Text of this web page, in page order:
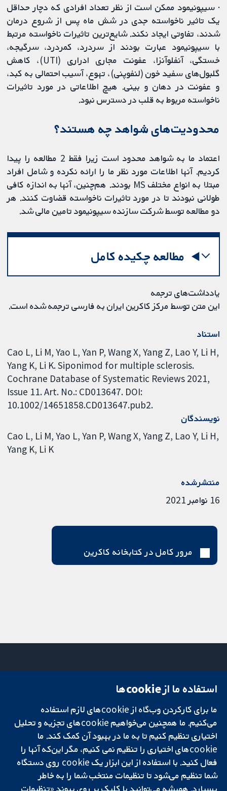
· سیپونیمود ممکن است از نظر تعداد افرادی که دچار حداقل
یک تاثیر ناخواسته جدی در شش ماه پس از شروع درمان
شدند، تفاوتی ایجاد نکند. شایع‌ترین تاثیرات ناخواسته مرتبط
با سیپونیمود عبارت بودند از سردرد، کمردرد، سرگیجه،
خستگی، آنفلوآنزا، عفونت مجاری ادراری (UTI)، کاهش
گلبول‌های سفید خون (لنفوپنی)، تهوع، آسیب احتمالی به کبد،
و عفونت در دهان و بینی. هیچ اطلاعاتی در مورد تاثیرات
ناخواسته مربوط به قلب در دسترس نبود.
محدودیت‌های شواهد چه هستند؟
اعتماد ما به شواهد محدود است زیرا فقط 2 مطالعه را پیدا
کردیم. آنها اطلاعات مورد نظر ما را ارائه نکرده و شامل افراد
مبتلا به انواع مختلف MS بودند. هم‌چنین، آنها به اندازه کافی
طولانی نبودند تا در مورد تاثیرات ناخواسته قضاوت کنند. هر
دو مطالعه توسط شرکت سازنده سیپونیمود تامین مالی شد.
مطالعه چکیده کامل
یادداشت‌های ترجمه
این متن توسط مرکز کاکرین ایران به فارسی ترجمه شده است.
استناد
Cao L, Li M, Yao L, Yan P, Wang X, Yang Z, Lao Y, Li H,
Yang K, Li K. Siponimod for multiple sclerosis.
Cochrane Database of Systematic Reviews 2021,
Issue 11. Art. No.: CD013647. DOI:
10.1002/14651858.CD013647.pub2.
نویسندگان
Cao L Li M Yao L Yan P Wang X Yang Z Lao Y Li H
Yang K Li K
منتشرشده
16 نوامبر 2021
مرور کامل در کتابخانه کاکرین
تحقیقات قابل
اعتماد.
تصمیم‌گیری آگاهانه.
سلامت بهتر.
میدان کاوندیش
لندن
W1G 0AN
بریتانیا
دفتر رسانه‌ای
درباره ما
فرصت‌های
شغلی
Cochrane
Library
استفاده ما از cookie‌ها
ما برای کارکردن وب‌گاه از cookie‌های لازم استفاده
می‌کنیم. ما همچنین می‌خواهیم cookie‌های تجزیه و تحلیل
اختیاری تنظیم کنیم تا به ما در بهبود آن کمک کند. ما
cookie‌های اختیاری را تنظیم نمی کنیم، مگر این‌که آنها را
فعال کنید. با استفاده از این ابزار یک cookie‌ روی دستگاه
شما تنظیم می‌شود تا تنظیمات منتخب شما را به خاطر
بسپارد. همیشه می‌توانید با کلیک بر روی پیوند «تنظیمات